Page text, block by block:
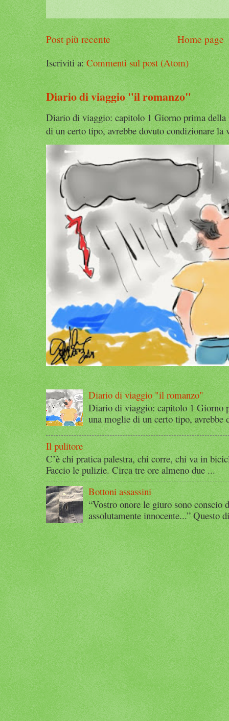
Post più recente
Home page
Iscriviti a:Commenti sul post (Atom)
Diario di viaggio "il romanzo"
Diario di viaggio: capitolo 1 Giorno prima della
di un certo tipo, avrebbe dovuto condizionare la
Diario di viaggio "il romanzo"
Diario di viaggio: capitolo 1 Giorno
una moglie di un certo tipo, avrebbe
Il pulitore
C’è chi pratica palestra, chi corre, chi va in
Faccio le pulizie. Circa tre ore almeno due ...
Bottoni assassini
“Vostro onore le giuro sono conscio
assolutamente innocente...” Questo